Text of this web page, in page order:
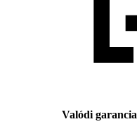
Valódi garancia